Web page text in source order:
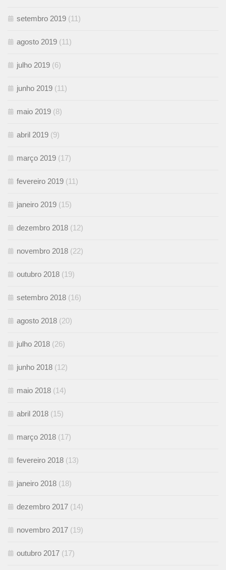
setembro 2019 (11)
agosto 2019 (11)
julho 2019 (6)
junho 2019 (11)
maio 2019 (8)
abril 2019 (9)
março 2019 (17)
fevereiro 2019 (11)
janeiro 2019 (15)
dezembro 2018 (12)
novembro 2018 (22)
outubro 2018 (19)
setembro 2018 (16)
agosto 2018 (20)
julho 2018 (26)
junho 2018 (12)
maio 2018 (14)
abril 2018 (15)
março 2018 (17)
fevereiro 2018 (13)
janeiro 2018 (18)
dezembro 2017 (14)
novembro 2017 (19)
outubro 2017 (17)